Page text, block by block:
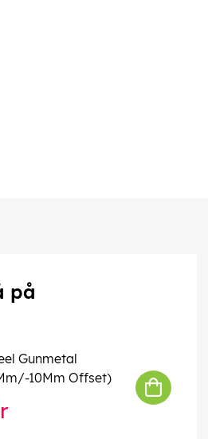
på
Gunmetal
10Mm Offset)